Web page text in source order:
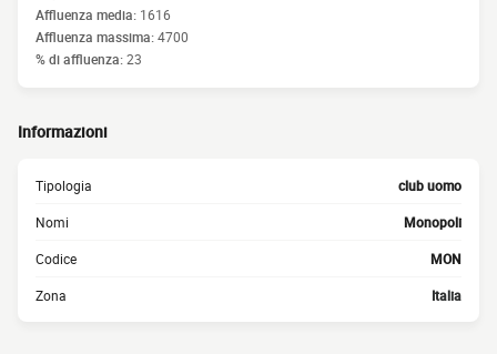
Affluenza media: 1616
Affluenza massima:4700
% di affluenza:23
Informazioni
Tipologia club uomo
Nomi Monopoli
Codice MON
Zona Italia